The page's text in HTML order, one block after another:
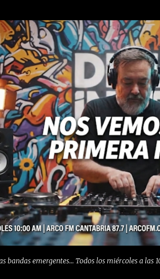
bandas emergentes... Todos los miércoles a las